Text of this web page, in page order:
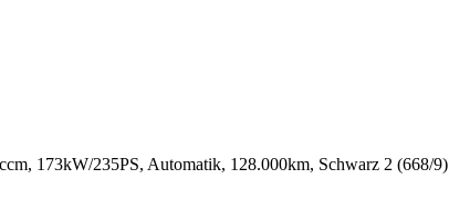
173kW/235PS, Automatik, 128.000km, Schwarz 2 (668/9)